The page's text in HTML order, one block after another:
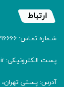
ارتباط
شـماره تمـاس: 02188896666 نمابر: 02188905150
پسـت الـکترونیـکی: info[at]namaz.ir